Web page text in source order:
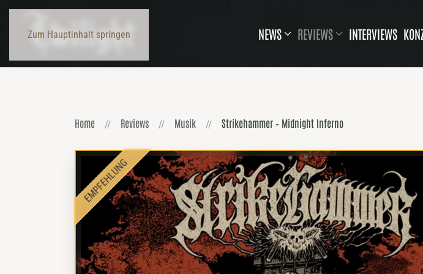
Zum Hauptinhalt springen NEWS REVIEWS INTERVIEWS
Home Reviews Musik Strikehammer – Midnight Inferno